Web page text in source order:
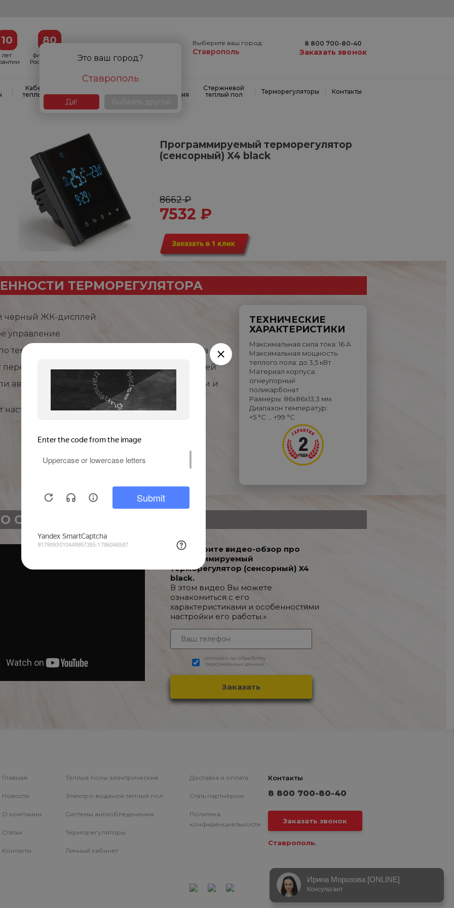
10
лет
80
филиалов в
России и СНГ
Выберите ваш город:
Ставрополь
8 800 700-80-40
Заказать звонок
Кабельные
теплые полы
маты
антиобледенения
Стержневой
теплый пол
Терморегуляторы Контакты
Программируемый терморегулятор
(сенсорный) X4 black
8662 ₽
7532 ₽
ТЕРМОРЕГУЛЯТОРА
черный ЖК-дисплей
управление
температуре воздуха и/или температуре пола
перегрева и замерзания, режим защиты от детей
автоматическое управление (по дням недели и
настройки при отключении света
ТЕХНИЧЕСКИЕ
ХАРАКТЕРИСТИКИ
Максимальная сила тока: 16 A
Максимальная мощность
теплого пола: до 3,5 кВт
Материал корпуса:
огнеупорный
поликарбонат
Размеры: 86х86х13,3 мм
Диапазон температур:
+5 °C … +99 °C
О ТОВАРЕ
Посмотрите видео-обзор про
Программируемый
терморегулятор (сенсорный) X4
black.
В этом видео Вы можете
ознакомиться с его
характеристиками и особенностями
настройки его работы.»
согласен на обработку
персональных данных
Главная
Новости
О компании
Статьи
Контакты
Теплые полы электрические
Электро-водяной теплый пол
Системы антиобледенения
Терморегуляторы
Личный кабинет
Доставка и оплата
Стать партнёром
Политика
конфиденциальности
Контакты
8 800 700-80-40
Заказать звонок
Ставрополь,
Это ваш город?
Ставрополь
Да! Выбрать другой
Ирина Морозова [ONLINE]
Консультант